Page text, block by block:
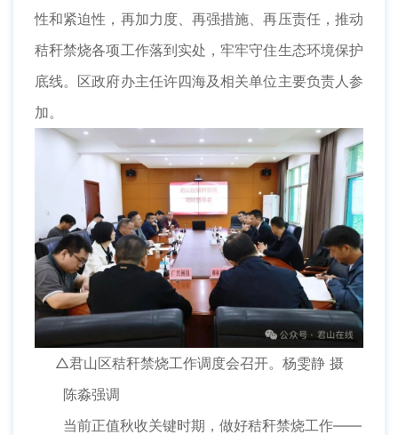
性和紧迫性，再加力度、再强措施、再压责任，推动
秸秆禁烧各项工作落到实处，牢牢守住生态环境保护
底线。区政府办主任许四海及相关单位主要负责人参
加。
△君山区秸秆禁烧工作调度会召开。杨雯静 摄
陈淼强调
当前正值秋收关键时期，做好秸秆禁烧工作——